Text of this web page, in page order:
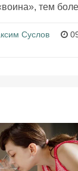
тем
Суслов